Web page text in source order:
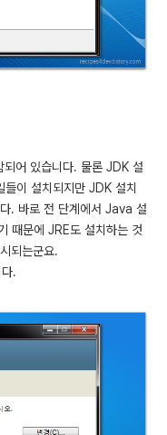
어 있습니다. 물론 JDK 설
이 설치되지만 JDK 설치
. 바로 전 단계에서 Java 설
때문에 JRE도 설치하는 것
되는군요.
.